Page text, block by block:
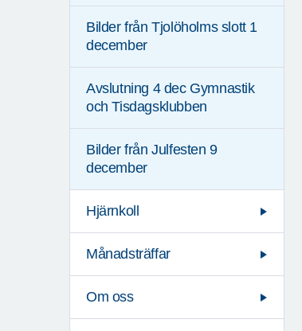
Bilder från Tjolöholms slott 1
december
Avslutning 4 dec Gymnastik
och Tisdagsklubben
Bilder från Julfesten 9
december
Hjärnkoll
Månadsträffar
Om oss